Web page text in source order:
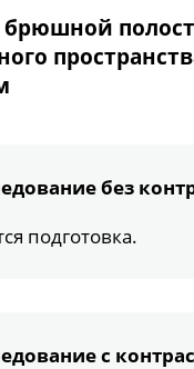
брюшной
без
подготовка.
с